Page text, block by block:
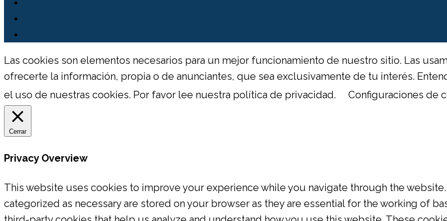
Las cookies son elementos necesarios para un mejor funcionamiento de nuestro sitio. Las
ofrecerte la información, propia o de anunciantes, que sea exclusivamente de tu interés.
el uso de nuestras cookies. Por favor lee nuestra política de privacidad.
Configuraciones de
Cerrar
Privacy Overview
This website uses cookies to improve your experience while you navigate through the
categorized as necessary are stored on your browser as they are essential for the working of